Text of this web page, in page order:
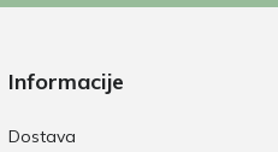
Informacije
Dostava